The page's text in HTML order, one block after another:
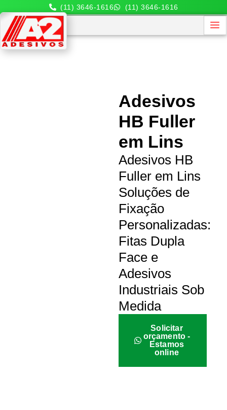
(11) 3646-1616 (11) 3646-1616
Adesivos
HB Fuller
em Lins
Adesivos HB
Fuller em Lins
Soluções de
Fixação
Personalizadas:
Fitas Dupla
Face e
Adesivos
Industriais Sob
Medida
Solicitar
orçamento -
Estamos
online